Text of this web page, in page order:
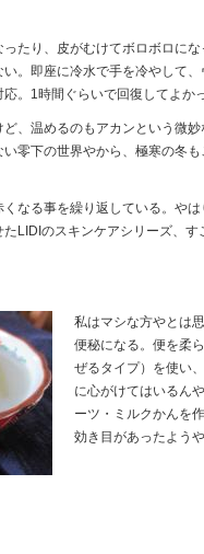
たり、皮がむけてボロボロに
。即座に冷水で手を冷やして
。1時間ぐらいで回復してよか
、温めるのもアカンという微
零下の世界やから、極寒の冬
なる事を繰り返している。や
LIDIのスキンケアシリーズ、
私はマシな方やとは
便秘になる。便を柔
ぜるタイプ）を使い
に心がけてはいるん
ーツ・ミルクかんを
効き目があったようや